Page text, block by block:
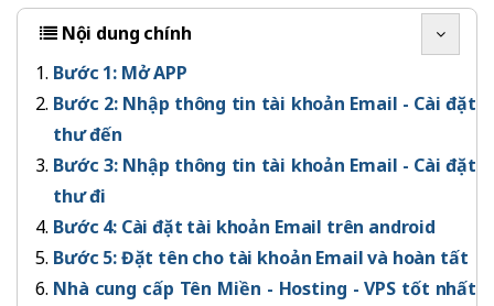
Nội dung chính
Bước 1: Mở APP
Bước 2: Nhập thông tin tài khoản Email - Cài đặt
thư đến
Bước 3: Nhập thông tin tài khoản Email - Cài đặt
thư đi
Bước 4: Cài đặt tài khoản Email trên android
Bước 5: Đặt tên cho tài khoản Email và hoàn tất
Nhà cung cấp Tên Miền - Hosting - VPS tốt nhất